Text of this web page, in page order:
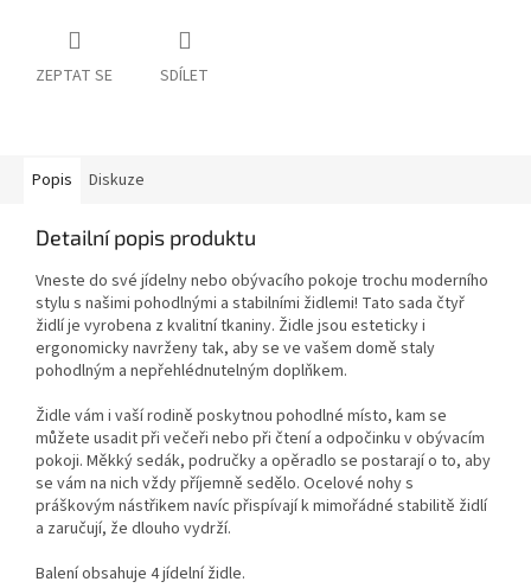
ZEPTAT SE SDÍLET
Popis Diskuze
Detailní popis produktu
Vneste do své jídelny nebo obývacího pokoje trochu moderního
stylu s našimi pohodlnými a stabilními židlemi! Tato sada čtyř
židlí je vyrobena z kvalitní tkaniny. Židle jsou esteticky i
ergonomicky navrženy tak, aby se ve vašem domě staly
pohodlným a nepřehlédnutelným doplňkem.
Židle vám i vaší rodině poskytnou pohodlné místo, kam se
můžete usadit při večeři nebo při čtení a odpočinku v obývacím
pokoji. Měkký sedák, područky a opěradlo se postarají o to, aby
se vám na nich vždy příjemně sedělo. Ocelové nohy s
práškovým nástřikem navíc přispívají k mimořádné stabilitě židlí
a zaručují, že dlouho vydrží.
Balení obsahuje 4 jídelní židle.